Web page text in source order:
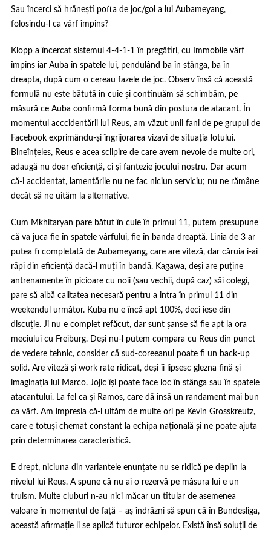
Sau încerci să hrănești pofta de joc/gol a lui Aubameyang,
folosindu-l ca vârf împins?
Klopp a încercat sistemul 4-4-1-1 în pregătiri, cu Immobile vârf
împins iar Auba în spatele lui, pendulând ba în stânga, ba în
dreapta, după cum o cereau fazele de joc. Observ însă că această
formulă nu este bătută în cuie și continuăm să schimbăm, pe
măsură ce Auba confirmă forma bună din postura de atacant. În
momentul acccidentării lui Reus, am văzut unii fani de pe grupul de
Facebookexprimându-și îngrijorarea vizavi de situația lotului.
Bineînțeles, Reus e acea sclipire de care avem nevoie de multe ori,
adaugă nu doar eficiență, ci și fantezie jocului nostru. Dar acum
că-i accidentat, lamentările nu ne fac niciun serviciu; nu ne rămâne
decât să ne uităm la alternative.
Cum Mkhitaryan pare bătut în cuie în primul 11, putem presupune
că va juca fie în spatele vârfului, fie în banda dreaptă. Linia de 3 ar
putea fi completată de Aubameyang, care are viteză, dar căruia i-ai
răpi din eficiență dacă-l muți în bandă. Kagawa, deși are puține
antrenamente în picioare cu noii (sau vechii, după caz) săi colegi,
pare să aibă calitatea necesară pentru a intra în primul 11 din
weekendul următor. Kuba nu e încă apt 100%, deci iese din
discuție. Ji nu e complet refăcut, dar sunt șanse să fie apt la ora
meciului cu Freiburg. Deși nu-l putem compara cu Reus din punct
de vedere tehnic, consider că sud-coreeanul poate fi un back-up
solid. Are viteză și work rate ridicat, deși îi lipsesc glezna fină și
imaginația lui Marco. Jojic își poate face loc în stânga sau în spatele
atacantului. La fel ca și Ramos, care dă însă un randament mai bun
ca vârf. Am impresia că-l uităm de multe ori pe Kevin Grosskreutz,
care e totuși chemat constant la echipa națională și ne poate ajuta
prin determinarea caracteristică.
E drept, niciuna din variantele enunțate nu se ridică pe deplin la
nivelul lui Reus. A spune că nu ai o rezervă pe măsura lui e un
truism. Multe cluburi n-au nici măcar un titular de asemenea
valoare în momentul de față – aș îndrăzni să spun că în Bundesliga,
această afirmație li se aplică tuturor echipelor. Există însă soluții de